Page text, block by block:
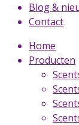
Blog &
Contact
Home
Producten